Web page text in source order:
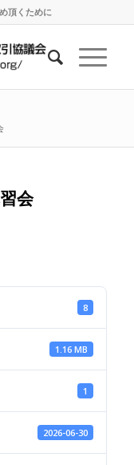
頂くために
会
8
1.16 MB
1
2026-06-30